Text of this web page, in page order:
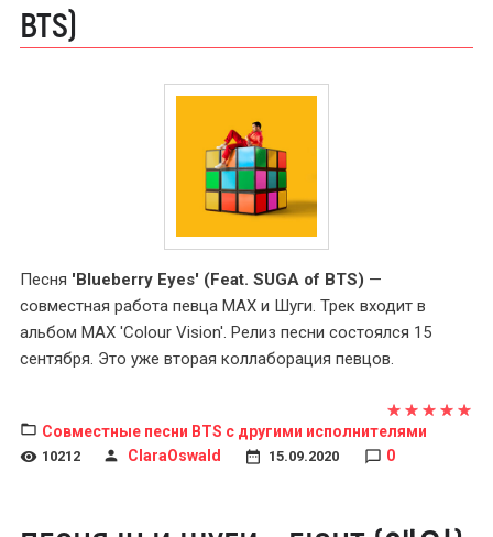
BTS)
Песня 'Blueberry Eyes' (Feat. SUGA of BTS) —
совместная работа певца MAX и Шуги. Трек входит в
альбом MAX 'Colour Vision'. Релиз песни состоялся 15
сентября. Это уже вторая коллаборация певцов.
Совместные песни BTS с другими исполнителями
10212 ClaraOswald 15.09.2020 0